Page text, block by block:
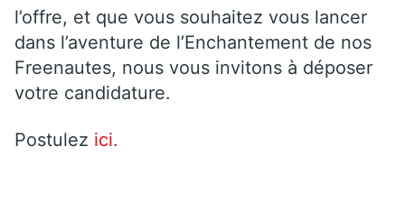
l’offre, et que vous souhaitez vous lancer
dans l’aventure de l’Enchantement de nos
Freenautes, nous vous invitons à déposer
votre candidature.
Postulez ici.